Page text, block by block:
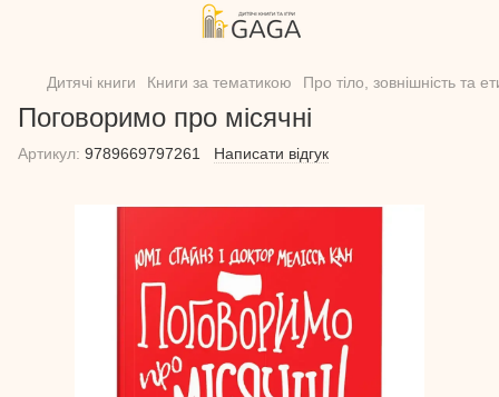
Дитячі книги Книги за тематикою Про тіло, зовнішність та
Поговоримо про місячні
Артикул: 9789669797261 Написати відгук